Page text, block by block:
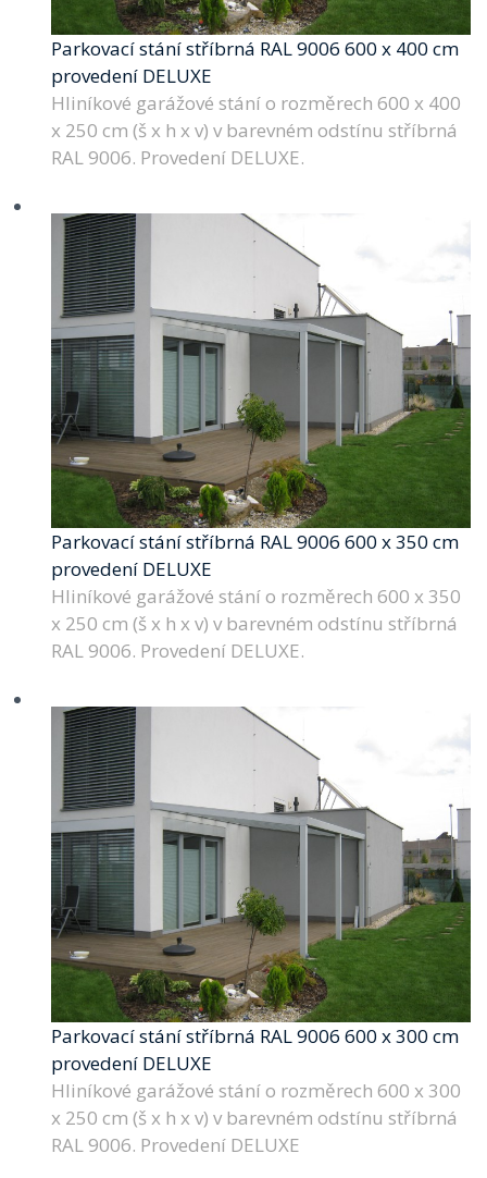
Parkovací stání stříbrná RAL 9006 600 x 400 cm
provedení DELUXE
Hliníkové garážové stání o rozměrech 600 x 400
x 250 cm (š x h x v) v barevném odstínu stříbrná
RAL 9006. Provedení DELUXE.
Parkovací stání stříbrná RAL 9006 600 x 350 cm
provedení DELUXE
Hliníkové garážové stání o rozměrech 600 x 350
x 250 cm (š x h x v) v barevném odstínu stříbrná
RAL 9006. Provedení DELUXE.
Parkovací stání stříbrná RAL 9006 600 x 300 cm
provedení DELUXE
Hliníkové garážové stání o rozměrech 600 x 300
x 250 cm (š x h x v) v barevném odstínu stříbrná
RAL 9006. Provedení DELUXE